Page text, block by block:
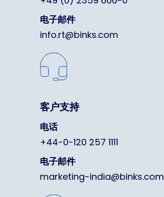
电子邮件
info.rt@binks.com
客户支持
电话
+44-0-120 257 1111
电子邮件
marketing-india@binks.com